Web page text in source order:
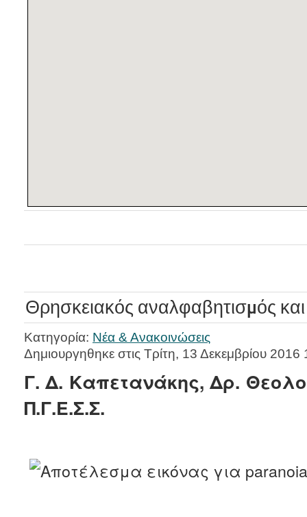
Θρησκειακός αναλφαβητισμός
Κατηγορία: Νέα & Ανακοινώσεις
Δημιουργηθηκε στις Τρίτη, 13 Δεκεμβρίου 2016
Γ. Δ. Καπετανάκης, Δρ.
Π.Γ.Ε.Σ.Σ.